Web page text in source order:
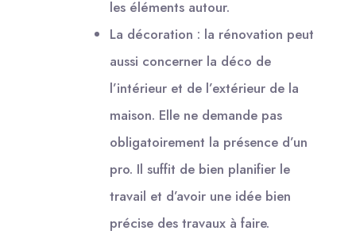
les éléments autour.
La décoration : la rénovation peut
aussi concerner la déco de
l’intérieur et de l’extérieur de la
maison. Elle ne demande pas
obligatoirement la présence d’un
pro. Il suffit de bien planifier le
travail et d’avoir une idée bien
précise des travaux à faire.